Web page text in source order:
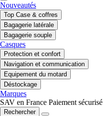
Nouveautés
Top Case & coffres
Bagagerie latérale
Bagagerie souple
Casques
Protection et confort
Navigation et communication
Equipement du motard
Déstockage
Marques
SAV en France Paiement sécurisé
Rechercher